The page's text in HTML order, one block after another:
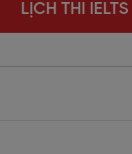
LỊCH THI